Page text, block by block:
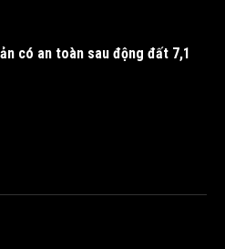
có an toàn sau động đất 7,1